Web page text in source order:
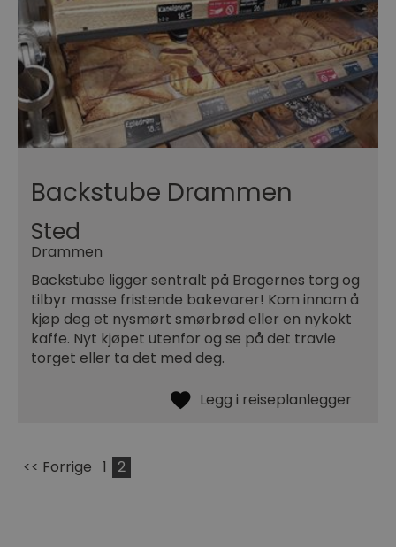
Backstube Drammen
Sted
Drammen
Backstube ligger sentralt på Bragernes torg og
tilbyr masse fristende bakevarer! Kom innom å
kjøp deg et nysmørt smørbrød eller en nykokt
kaffe. Nyt kjøpet utenfor og se på det travle
torget eller ta det med deg.
<< Forrige 1 2